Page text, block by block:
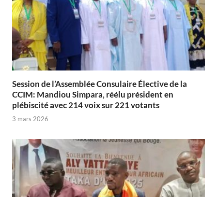
Session de l’Assemblée Consulaire Élective de la
CCIM: Mandiou Simpara, réélu président en
plébiscité avec 214 voix sur 221 votants
3 mars 2026